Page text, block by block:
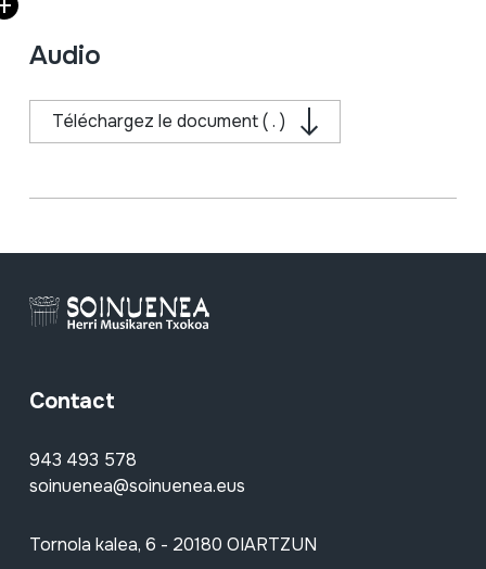
Audio
Téléchargez le document ( . )
Contact
943 493 578
soinuenea@soinuenea.eus
Tornola kalea, 6 - 20180 OIARTZUN